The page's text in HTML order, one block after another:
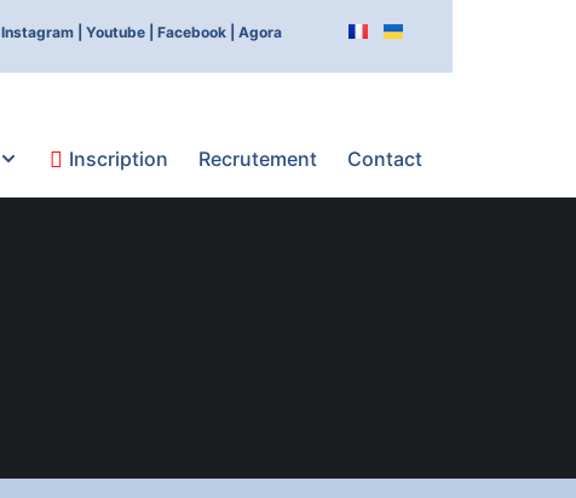
Instagram | Youtube | Facebook | Agora
Inscription Recrutement Contact